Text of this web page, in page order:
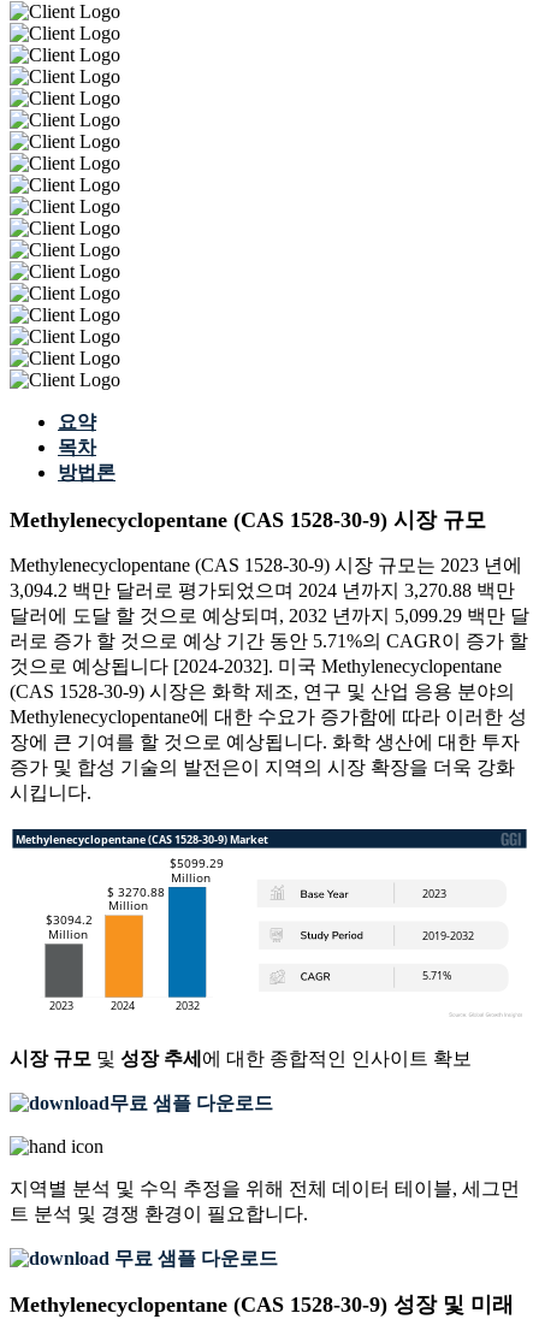
요약
목차
방법론
Methylenecyclopentane (CAS 1528-30-9) 시장 규모
Methylenecyclopentane (CAS 1528-30-9) 시장 규모는 2023 년에
3,094.2 백만 달러로 평가되었으며 2024 년까지 3,270.88 백만
달러에 도달 할 것으로 예상되며, 2032 년까지 5,099.29 백만 달
러로 증가 할 것으로 예상 기간 동안 5.71%의 CAGR이 증가 할
것으로 예상됩니다 [2024-2032]. 미국 Methylenecyclopentane
(CAS 1528-30-9) 시장은 화학 제조, 연구 및 산업 응용 분야의
Methylenecyclopentane에 대한 수요가 증가함에 따라 이러한 성
장에 큰 기여를 할 것으로 예상됩니다. 화학 생산에 대한 투자
증가 및 합성 기술의 발전은이 지역의 시장 확장을 더욱 강화
시킵니다.
시장 규모 및 성장 추세 에 대한 종합적인 인사이트 확보
무료 샘플 다운로드
지역별 분석 및 수익 추정을 위해 전체 데이터 테이블, 세그먼
트 분석 및 경쟁 환경이 필요합니다.
무료 샘플 다운로드
Methylenecyclopentane (CAS 1528-30-9) 성장 및 미래